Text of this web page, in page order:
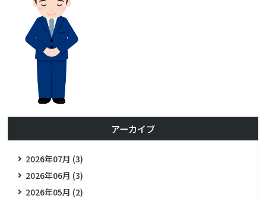
アーカイブ
2026年07月 (3)
2026年06月 (3)
2026年05月 (2)